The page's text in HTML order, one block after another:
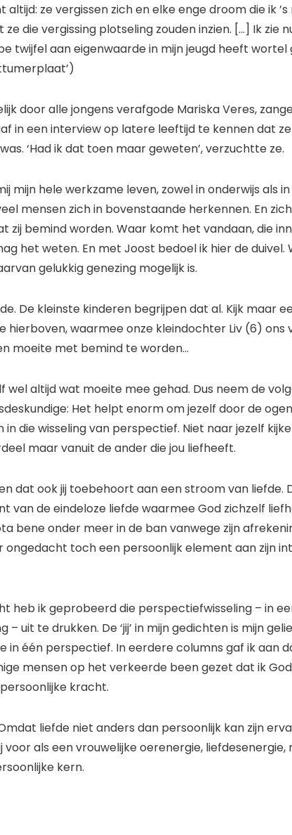
altijd: ze vergissen zich en elke enge droom die ik
die vergissing plotseling zouden inzien. […] Ik zie
twijfel aan eigenwaarde in mijn jeugd heeft wortel
door alle jongens verafgode Mariska Veres,
in een interview op latere leeftijd te kennen dat
‘Had ik dat toen maar geweten’, verzuchtte ze.
mijn hele werkzame leven, zowel in onderwijs als
mensen zich in bovenstaande herkennen. En
zij bemind worden. Waar komt het vandaan, die
het weten. En met Joost bedoel ik hier de duivel.
gelukkig genezing mogelijk is.
De kleinste kinderen begrijpen dat al. Kijk maar
hierboven, waarmee onze kleindochter Liv (6) ons
moeite met bemind te worden…
wel altijd wat moeite mee gehad. Dus neem de
Het helpt enorm om jezelf door de
in die wisseling van perspectief. Niet naar jezelf
maar vanuit de ander die jou liefheeft.
dat ook jij toebehoort aan een stroom van liefde.
van de eindeloze liefde waarmee God zichzelf
bene onder meer in de ban vanwege zijn
ongedacht toch een persoonlijk element aan zijn
heb ik geprobeerd die perspectiefwisseling – in
uit te drukken. De ‘jij’ in mijn gedichten is mijn
in één perspectief. In eerdere columns gaf ik aan
mensen op het verkeerde been gezet dat ik
kracht.
liefde niet anders dan persoonlijk kan zijn
voor als een vrouwelijke oerenergie, liefdesenergie,
kern.